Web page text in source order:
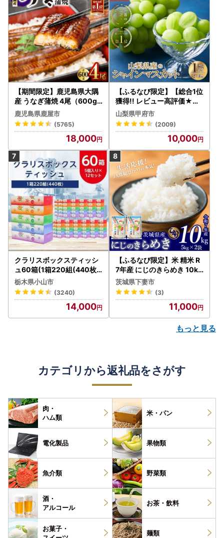
【期間限定】鹿児島県大隅
産 うなぎ蒲焼 4尾（600g
） KN007-004-04-cp18
うなぎ 鰻 魚 惣菜 総菜
鹿児島県鹿屋市
(5765)
18,000
【ふるなび限定】【総合1位
獲得!! レビュー高評価★】
〈2026年度配送分〉山梨
県産 シャインマスカット 2
～3房（1.0kg以上）シャイ
ン フルーツ FN-Limited-S
P
山梨県甲府市
(2009)
10,000
クラリスボックスティッシ
ュ60箱(1箱220組(440枚))
(5個入り×12セット)【配送
不可地域：離島・沖縄県】
【1256759】
栃木県小山市
(3240)
14,000
【ふるなび限定】米 精米 R
7年産 にじのきらめき 10kg
10月 FN-Limited-PR
茨城県下妻市
(3)
11,000
もっと見る
カテゴリから返礼品をさがす
肉・
ハム類
米・パン
電化製品 果物類
魚介類 野菜類
酒・
アルコール
お茶・ 飲料
お菓子・
麺類